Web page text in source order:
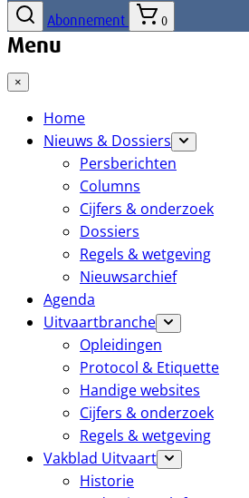
Abonnement 0
Menu
×
Home
Nieuws & Dossiers
Persberichten
Columns
Cijfers & onderzoek
Dossiers
Regels & wetgeving
Nieuwsarchief
Agenda
Uitvaartbranche
Opleidingen
Protocol & Etiquette
Handige websites
Cijfers & onderzoek
Regels & wetgeving
Vakblad Uitvaart
Historie